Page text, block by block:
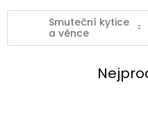
Smuteční kytice
a věnce